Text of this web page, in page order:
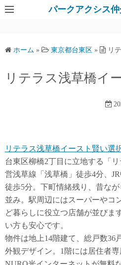
パークアクシス
ホーム » 東京都台東区 » リ
リテラス浅草橋イ
リテラス浅草橋イースト賢い選
台東区柳橋2丁目に立地する「
営浅草線「浅草橋」徒歩4分、
徒歩5分。下町情緒残り、昔な
並み。駅周辺にはスーパーやコ
ど暮らしに役立つ店舗が並びま
い方も安心です。
物件は地上14階建て、総戸数36
外観デザイン。1階には居住者専